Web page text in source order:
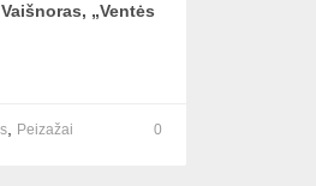
„Ventės
, Peizažai 0